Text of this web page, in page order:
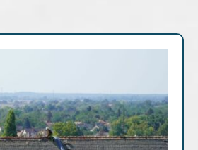
Archív cikkek